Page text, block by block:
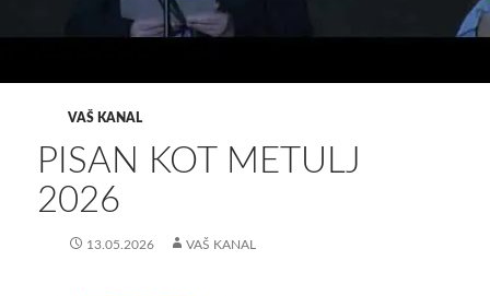
VAŠ KANAL
PISAN KOT METULJ
2026
13.05.2026 VAŠ KANAL